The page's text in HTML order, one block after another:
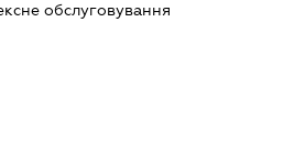
обслуговування